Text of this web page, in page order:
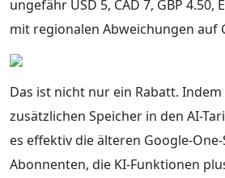
ungefähr USD 5, CAD 7, GBP 4.50,
mit regionalen Abweichungen auf
Das ist nicht nur ein Rabatt.
zusätzlichen Speicher in den AI-
es effektiv die älteren Google-
Abonnenten, die KI-Funktionen